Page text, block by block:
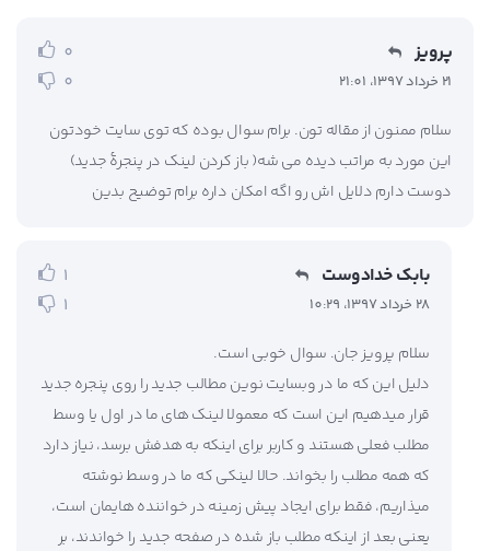
پرویز
21 خرداد 1397، 21:01
0
0
سلام ممنون از مقاله تون. برام سوال بوده که توی سایت خودتون
این مورد به مراتب دیده می شه( باز کردن لینک در پنجرۀ جدید)
دوست دارم دلایل اش رو اگه امکان داره برام توضیح بدین
بابک خدادوست
28 خرداد 1397، 10:29
1
1
سلام پرویز جان. سوال خوبی است.
دلیل این که ما در وبسایت نوین مطالب جدید را روی پنجره جدید
قرار میدهیم این است که معمولا لینک های ما در اول یا وسط
مطلب فعلی هستند و کاربر برای اینکه به هدفش برسد، نیاز دارد
که همه مطلب را بخواند. حالا لینکی که ما در وسط نوشته
میذاریم، فقط برای ایجاد پیش زمینه در خواننده هایمان است،
یعنی بعد از اینکه مطلب باز شده در صفحه جدید را خواندند، بر